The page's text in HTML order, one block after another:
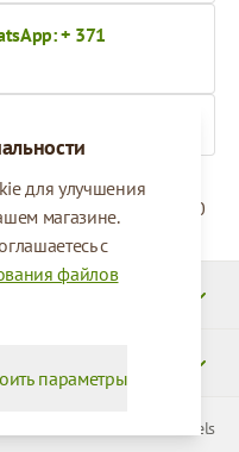
для улучшения
магазине.
с
файлов
параметры
+ 371
09:00 - 17:00
© 2026 SIA Parcels